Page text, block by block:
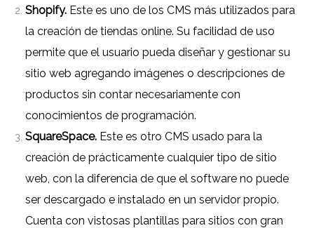
Shopify. Este es uno de los CMS más utilizados para
la creación de tiendas online. Su facilidad de uso
permite que el usuario pueda diseñar y gestionar su
sitio web agregando imágenes o descripciones de
productos sin contar necesariamente con
conocimientos de programación.
SquareSpace. Este es otro CMS usado para la
creación de prácticamente cualquier tipo de sitio
web, con la diferencia de que el software no puede
ser descargado e instalado en un servidor propio.
Cuenta con vistosas plantillas para sitios con gran